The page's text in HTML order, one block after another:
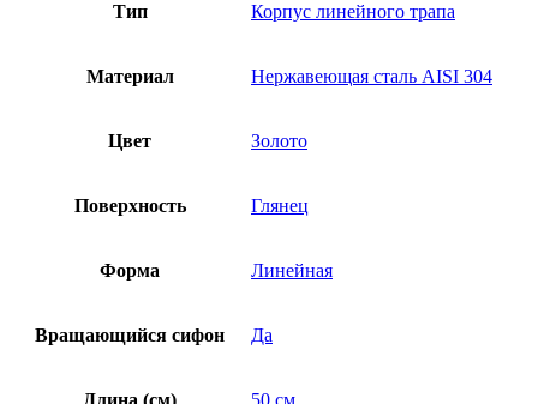
Тип Корпус линейного трапа
Материал Нержавеющая сталь AISI 304
Цвет Золото
Поверхность Глянец
Форма Линейная
Вращающийся сифон Да